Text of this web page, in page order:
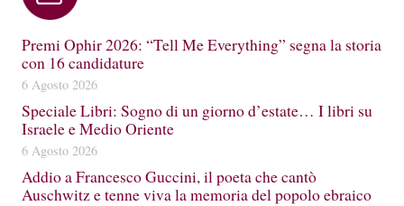
Premi Ophir 2026: “Tell Me Everything” segna la storia
con 16 candidature
6 Agosto 2026
Speciale Libri: Sogno di un giorno d’estate… I libri su
Israele e Medio Oriente
6 Agosto 2026
Addio a Francesco Guccini, il poeta che cantò
Auschwitz e tenne viva la memoria del popolo ebraico